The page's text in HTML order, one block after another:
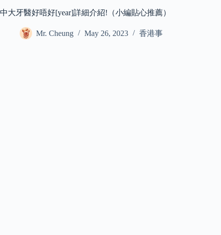
中大牙醫好唔好[year]詳細介紹!（小編貼心推薦）
Mr. Cheung May 26, 2023 香港事